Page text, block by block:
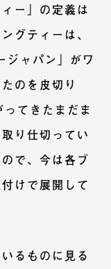
ー」の定義は
グティーは、
ジャパン」がワ
のを皮切り
てきたまだま
り仕切ってい
で、今は各ブ
けで展開して
るものに見る